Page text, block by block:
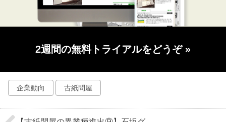
2週間の無料トライアルをどうぞ »
企業動向 古紙問屋